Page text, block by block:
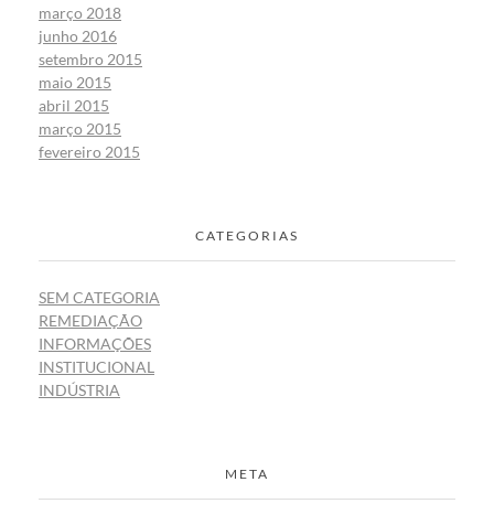
março 2018
junho 2016
setembro 2015
maio 2015
abril 2015
março 2015
fevereiro 2015
CATEGORIAS
SEM CATEGORIA
REMEDIAÇÃO
INFORMAÇÕES
INSTITUCIONAL
INDÚSTRIA
META